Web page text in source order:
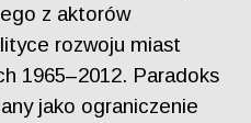
z aktorów
rozwoju miast
1965–2012. Paradoks
jako ograniczenie